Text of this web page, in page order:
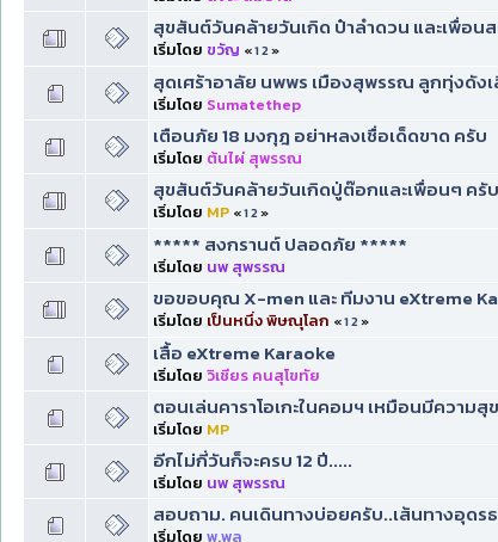
สุขสันต์วันคล้ายวันเกิด ป๋าลำดวน และเพื่อน
เริ่มโดย ขวัญ «12»
สุดเศร้าอาลัย นพพร เมืองสุพรรณ ลูกทุ่งดัง
เริ่มโดย Sumatethep
เตือนภัย 18 มงกุฎ อย่าหลงเชื่อเด็ดขาด ครับ
เริ่มโดย ต้นไผ่ สุพรรณ
สุขสันต์วันคล้ายวันเกิดปู่ต๊อกและเพื่อนๆ ครับ
เริ่มโดย MP «12»
***** สงกรานต์ ปลอดภัย *****
เริ่มโดย นพ สุพรรณ
ขอขอบคุณ X-men และ ทีมงาน eXtreme
เริ่มโดย เป็นหนึ่ง พิษณุโลก «12»
เสื้อ eXtreme Karaoke
เริ่มโดย วิเชียร คนสุโขทัย
ตอนเล่นคาราโอเกะในคอมฯ เหมือนมีความ
เริ่มโดย MP
อีกไม่กี่วันก็จะครบ 12 ปี.....
เริ่มโดย นพ สุพรรณ
สอบถาม. คนเดินทางบ่อยครับ..เส้นทางอุดร
เริ่มโดย พ.พล